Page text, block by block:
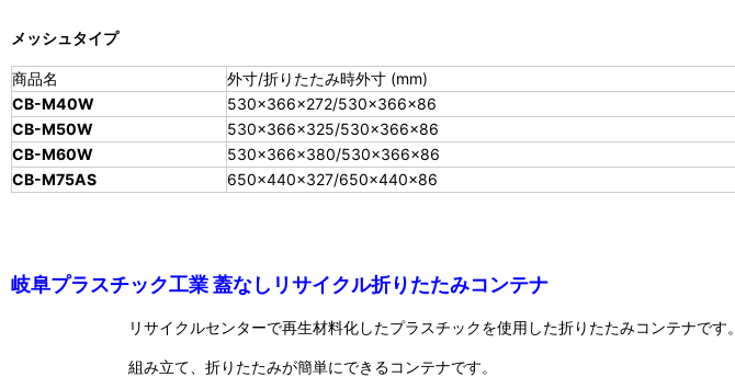
メッシュタイプ
商品名 外寸/折りたたみ時外寸 (mm)
CB-M40W
530×366×272/530×366×86
CB-M50W
530×366×325/530×366×86
CB-M60W
530×366×380/530×366×86
CB-M75AS
650×440×327/650×440×86
岐阜プラスチック工業 蓋なしリサイクル折りたたみコンテナ
リサイクルセンターで再生材料化したプラスチックを使用した折りたたみコンテナです。
組み立て、折りたたみが簡単にできるコンテナです。